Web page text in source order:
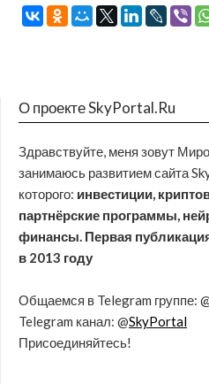
О проекте SkyPortal.Ru
Здравствуйте, меня зовут
занимаюсь развитием сайта
которого: инвестиции,
партнёрские программы,
финансы. Первая
в 2013 году
Общаемся в Telegram группе:
Telegram канал: @SkyPortal
Присоединяйтесь!